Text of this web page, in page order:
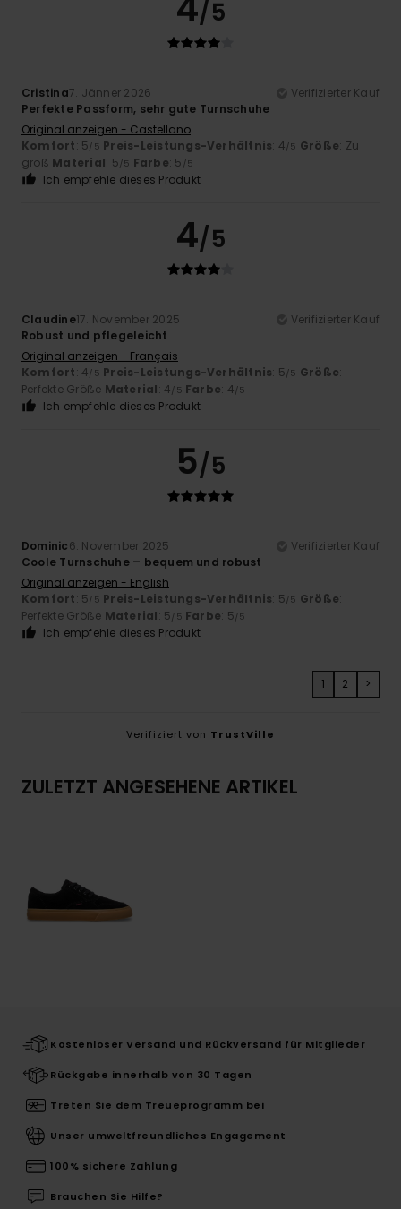
/5
Cristina7. Jänner 2026
Verifizierter Kauf
Perfekte Passform, sehr gute Turnschuhe
Original anzeigen - Castellano
Komfort: 5/5 Preis-Leistungs-Verhältnis: 4/5 Größe: Zu
groß Material: 5/5 Farbe: 5 /5
Ich empfehle dieses Produkt
4/5
Claudine17. November 2025
Verifizierter Kauf
Robust und pflegeleicht
Original anzeigen - Français
Komfort: 4/5 Preis-Leistungs-Verhältnis: 5/5 Größe:
Perfekte Größe Material: 4/5 Farbe: 4/5
Ich empfehle dieses Produkt
5/5
Dominic6. November 2025
Verifizierter Kauf
Coole Turnschuhe – bequem und robust
Original anzeigen - English
Komfort: 5/5 Preis-Leistungs-Verhältnis: 5/5 Größe:
Perfekte Größe Material: 5/5 Farbe: 5/5
Ich empfehle dieses Produkt
1 2 >
Verifiziert von TrustVille
ZULETZT ANGESEHENE ARTIKEL
Kostenloser Versand und Rückversand für Mitglieder
Rückgabe innerhalb von 30 Tagen
Treten Sie dem Treueprogramm bei
Unser umweltfreundliches Engagement
100% sichere Zahlung
Brauchen Sie Hilfe?